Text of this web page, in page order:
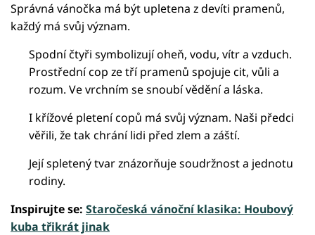
Správná vánočka má být upletena z devíti pramenů,
každý má svůj význam.
Spodní čtyři symbolizují oheň, vodu, vítr a vzduch.
Prostřední cop ze tří pramenů spojuje cit, vůli a
rozum. Ve vrchním se snoubí vědění a láska.
I křížové pletení copů má svůj význam. Naši předci
věřili, že tak chrání lidi před zlem a záští.
Její spletený tvar znázorňuje soudržnost a jednotu
rodiny.
Inspirujte se: Staročeská vánoční klasika: Houbový
kuba třikrát jinak